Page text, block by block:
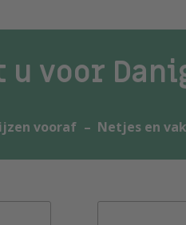
voor
vooraf – Netjes en